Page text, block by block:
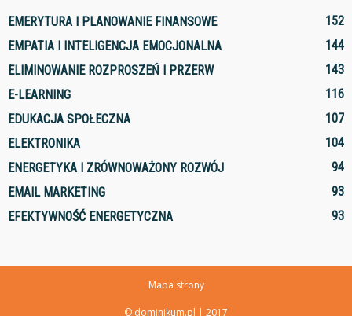
EMERYTURA I PLANOWANIE FINANSOWE
152
EMPATIA I INTELIGENCJA EMOCJONALNA
144
ELIMINOWANIE ROZPROSZEŃ I PRZERW
143
E-LEARNING
116
EDUKACJA SPOŁECZNA
107
ELEKTRONIKA
104
ENERGETYKA I ZRÓWNOWAŻONY ROZWÓJ
94
EMAIL MARKETING
93
EFEKTYWNOŚĆ ENERGETYCZNA
93
Mapa strony
© dominikum.pl | 2017